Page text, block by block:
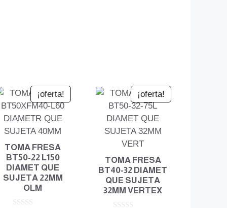
¡oferta!
TOMA FRESA
BT50-22 L150
DIAMET QUE
SUJETA 22MM
OLM
¡oferta!
TOMA FRESA
BT40-32 DIAMET
QUE SUJETA
32MM VERTEX